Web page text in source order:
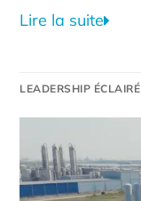
Lire la suite
LEADERSHIP ÉCLAIRÉ